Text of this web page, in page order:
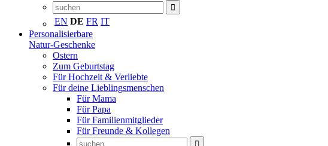
EN DE FR IT
Personalisierbare
Natur-Geschenke
Ostern
Zum Geburtstag
Für Hochzeit & Verliebte
Für deine Lieblingsmenschen
Für Mama
Für Papa
Für Familienmitglieder
Für Freunde & Kollegen